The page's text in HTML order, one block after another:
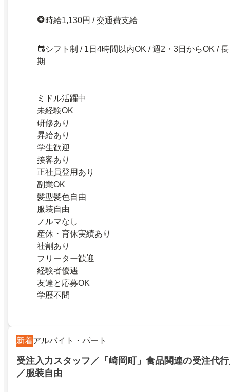
時給1,130円 / 交通費支給
シフト制 / 1日4時間以内OK / 週2・3日からOK / 長
期
ミドル活躍中
未経験OK
研修あり
昇給あり
学生歓迎
接客あり
正社員登用あり
副業OK
髪型髪色自由
服装自由
ノルマなし
産休・育休実績あり
社割あり
フリーター歓迎
経験者優遇
友達と応募OK
学歴不問
新着アルバイト・パート
受注入力スタッフ／「崎岡町」食品関連の受注代
／服装自由